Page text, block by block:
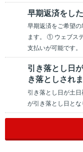
早期返済をし
早期返済をご希望
ます。 ① ウェブス
支払いが可能です
引き落とし日
き落としされま
引き落とし日が土
が引き落とし日とな